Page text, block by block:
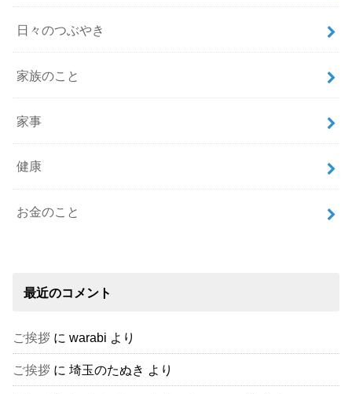
日々のつぶやき
家族のこと
家事
健康
お金のこと
最近のコメント
ご挨拶 にwarabi より
ご挨拶 に埼玉のたぬき より